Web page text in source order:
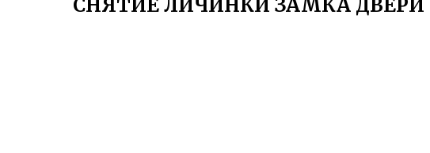
СНЯТИЕ ЛИЧИНКИ ЗАМКА